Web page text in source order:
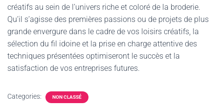
créatifs au sein de l’univers riche et coloré de la broderie.
Qu’il s’agisse des premières passions ou de projets de plus
grande envergure dans le cadre de vos loisirs créatifs, la
sélection du fil idoine et la prise en charge attentive des
techniques présentées optimiseront le succès et la
satisfaction de vos entreprises futures.
Categories: NON CLASSÉ